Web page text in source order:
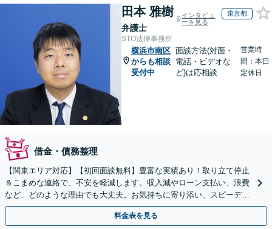
田本 雅樹
弁護士
インタビュ
ーを見る
東京都
STO法律事務所
横浜市南区
からも相談
受付中
面談方法(対面・
電話・ビデオな
ど)は応相談
営業時
間：本日
定休日
借金・債務整理
【関東エリア対応】【初回面談無料】豊富な実績あり！取り立て停止
＆こまめな連絡で、不安を軽減します。収入減やローン支払い、浪費
など、どのような理由でも大丈夫。お気持ちに寄り添い、スピーディ
ーな解決を目指します【法テラス利用＆休日・夜間面談可】
料金表を見る